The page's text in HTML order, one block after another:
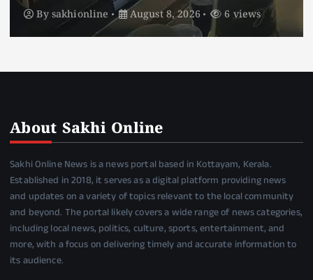
Bysakhionline August 8, 2026 6 views
About Sakhi Online
Sakhi Online News is a news portal based in Kottayam, Kerala.
Established in 2018, it serves as a digital platform providing news
and updates on a variety of topics relevant to the local community
and beyond. The portal likely covers a wide range of news categories,
including local news, politics, culture, sports, entertainment, and
more, with a focus on delivering timely and accurate information to
its audience.